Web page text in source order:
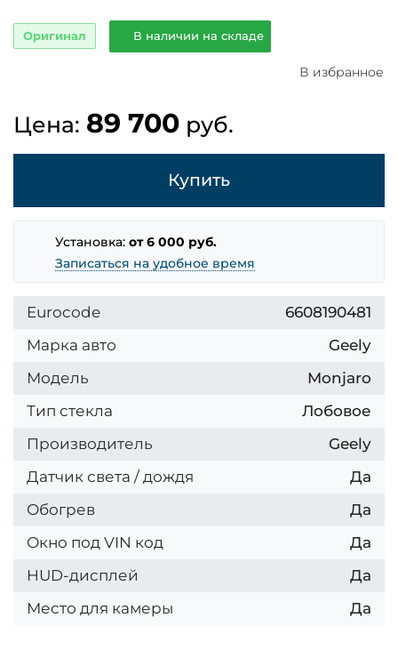
Оригинал В наличии на складе
В избранное
Цена: 89 700 руб.
Купить
Установка:от 6 000 руб.
Записаться на удобное время
Eurocode
6608190481
Марка авто
Geely
Модель
Monjaro
Тип стекла
Лобовое
Производитель
Geely
Датчик света / дождя
Да
Обогрев
Да
Окно под VIN код
Да
HUD-дисплей
Да
Место для камеры
Да